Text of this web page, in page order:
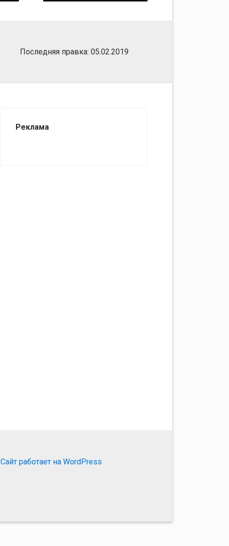
Последняя правка: 05.02.2019
Реклама
Сайт работает на WordPress